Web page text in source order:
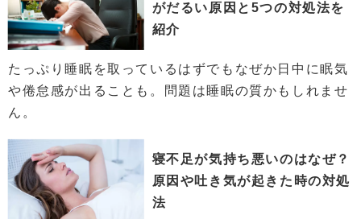
がだるい原因と5つの対処法を
紹介
たっぷり睡眠を取っているはずでもなぜか日中に眠気
や倦怠感が出ることも。問題は睡眠の質かもしれませ
ん。
寝不足が気持ち悪いのはなぜ？
原因や吐き気が起きた時の対処
法